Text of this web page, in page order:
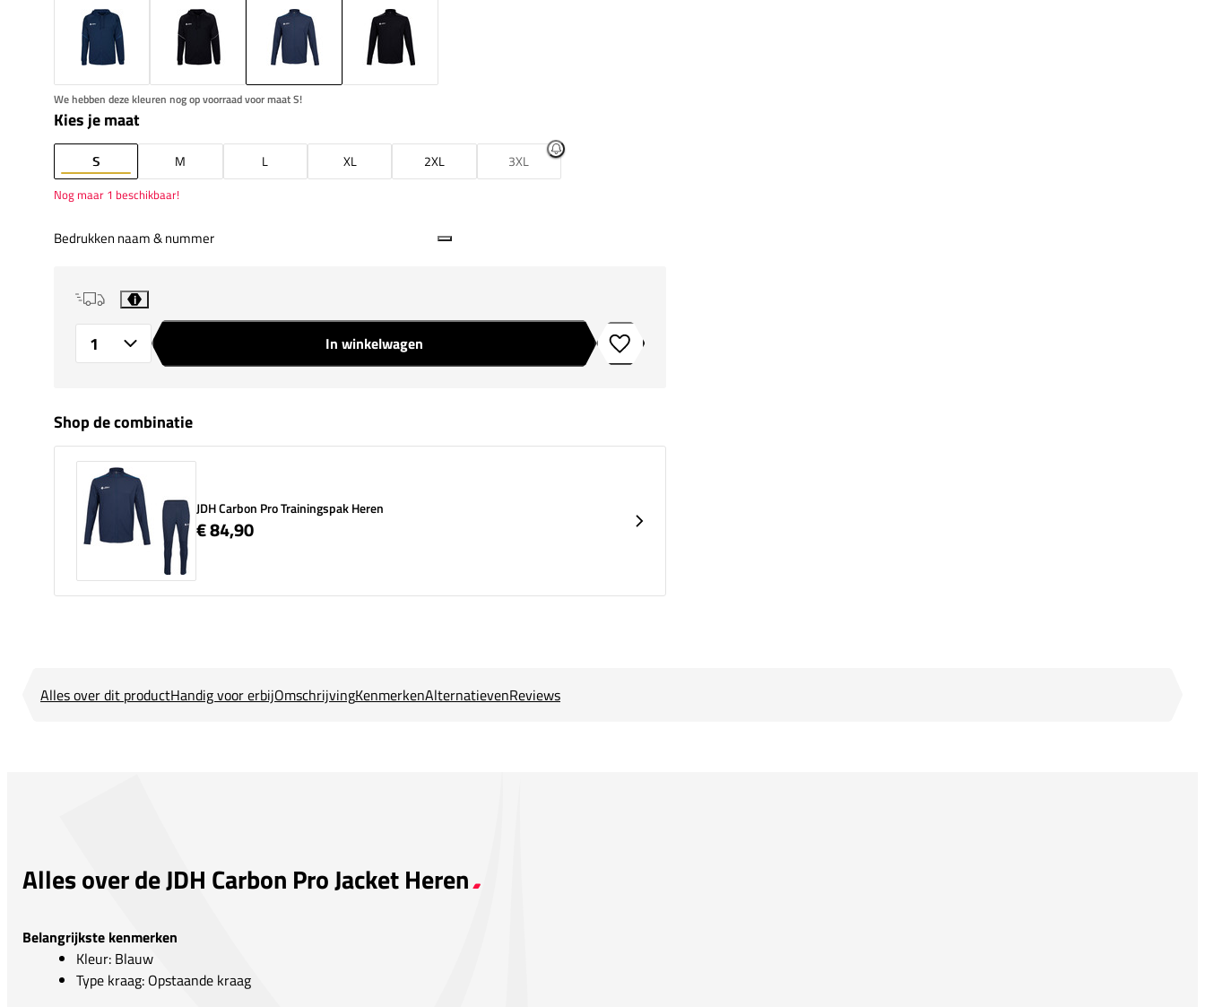
We hebben deze kleuren nog op voorraad voor maat S!
Kies je maat
S M L XL 2XL 3XL
Nog maar 1 beschikbaar!
Bedrukken naam & nummer
i
In winkelwagen Toevoegen aan verlanglijstje
Shop de combinatie
JDH Carbon Pro Trainingspak Heren
€ 84,90
Alles over dit productHandig voor erbijOmschrijvingKenmerkenAlternatievenReviews
Alles over de JDH Carbon Pro Jacket Heren
Belangrijkste kenmerken
Kleur: Blauw
Type kraag: Opstaande kraag